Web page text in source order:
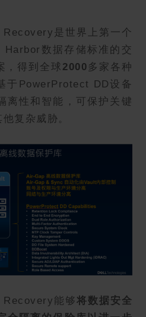
是世界上第一个
数据存储标准的交
，得到全球 2000 多家各种
于PowerProtect DD设备
离性和智能，可保护关键
复杂威胁。
能够 将数据安全